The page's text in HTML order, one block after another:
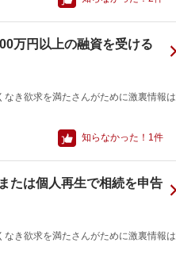
万円以上の融資を受ける
き欲求を満たさんがために激裏情報は
知らなかった！ 1件
たは個人再生で相続を申告
き欲求を満たさんがために激裏情報は